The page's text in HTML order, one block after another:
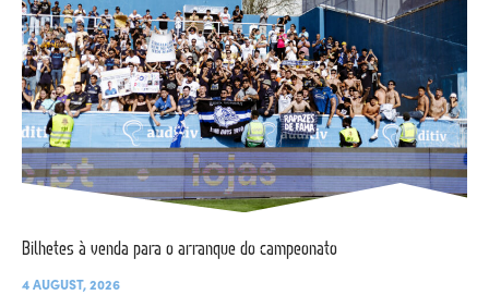
Bilhetes à venda para o arranque do campeonato
4 AUGUST, 2026